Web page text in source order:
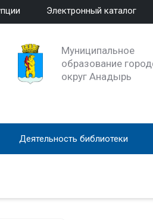
Электронный каталог
Муниципальное
образование
округ Анадырь
Деятельность библиотеки